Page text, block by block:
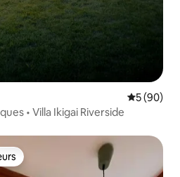
Note
5 (90)
• Villa Ikigai Riverside
parmi les plus aimés